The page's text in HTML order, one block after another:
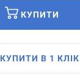
КУПИТИ
КУПИТИ В 1 КЛІК